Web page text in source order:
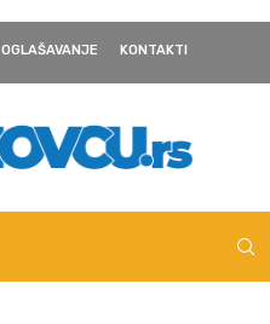
OGLAŠAVANJE KONTAKTI